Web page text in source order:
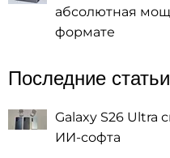
абсолютная
формате
Последние статьи
Galaxy S26 Ultra
ИИ-софта